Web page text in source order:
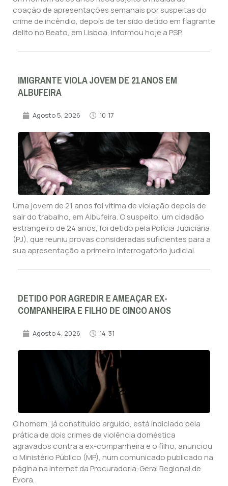
coação de apresentações semanais por suspeitas do
crime de incêndio, depois de ter sido detido em flagrante
delito no Beato, em Lisboa, informou hoje a PSP.
IMIGRANTE VIOLA JOVEM DE 21 ANOS EM
ALBUFEIRA
Agosto 5, 2026 10:17
Uma jovem de 21 anos foi vítima de violação depois de
sair do trabalho, em Albufeira. O suspeito, um cidadão
estrangeiro de 24 anos, foi detido pela Polícia Judiciária
(PJ), que reuniu provas consideradas suficientes para a
sua apresentação a primeiro interrogatório judicial.
DETIDO POR AGREDIR E AMEAÇAR EX-
COMPANHEIRA E FILHO DE CINCO ANOS
Agosto 4, 2026 14:31
O homem, já constituído arguido, está indiciado pela
prática de dois crimes de violência doméstica
agravados contra a ex-companheira e o filho, anunciou
o Ministério Público (MP), num comunicado publicado na
página na Internet da Procuradoria-Geral Regional de
Évora.